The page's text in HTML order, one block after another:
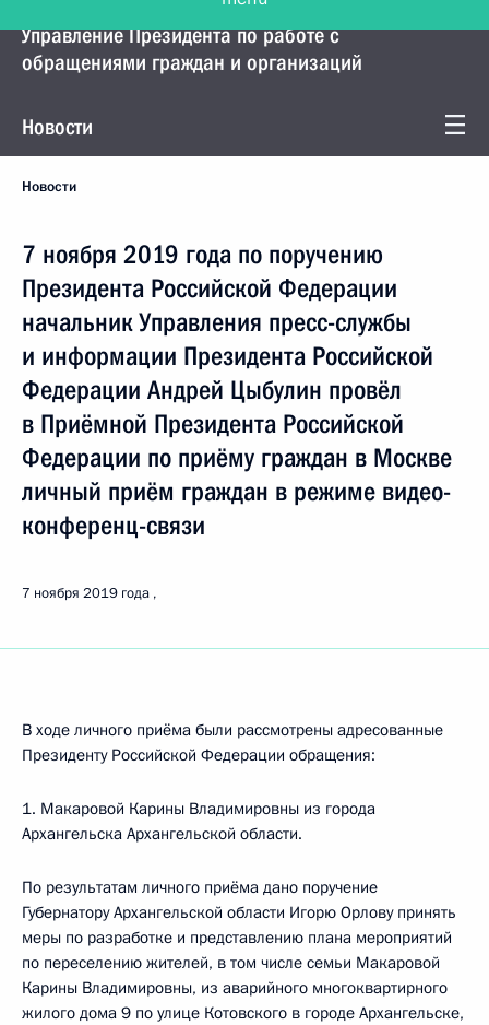
Управление Президента по работе с
обращениями граждан и организаций
Новости
Новости
7 ноября 2019 года по поручению
Президента Российской Федерации
начальник Управления пресс-службы
и информации Президента Российской
Федерации Андрей Цыбулин провёл
в Приёмной Президента Российской
Федерации по приёму граждан в Москве
личный приём граждан в режиме видео-
конференц-связи
7 ноября 2019 года
В ходе личного приёма были рассмотрены адресованные
Президенту Российской Федерации обращения:
1. Макаровой Карины Владимировны из города
Архангельска Архангельской области.
По результатам личного приёма дано поручение
Губернатору Архангельской области Игорю Орлову принять
меры по разработке и представлению плана мероприятий
по переселению жителей, в том числе семьи Макаровой
Карины Владимировны, из аварийного многоквартирного
жилого дома 9 по улице Котовского в городе Архангельске,